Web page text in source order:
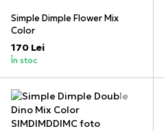
Simple Dimple Flower Mix
Color
170 Lei
În stoc